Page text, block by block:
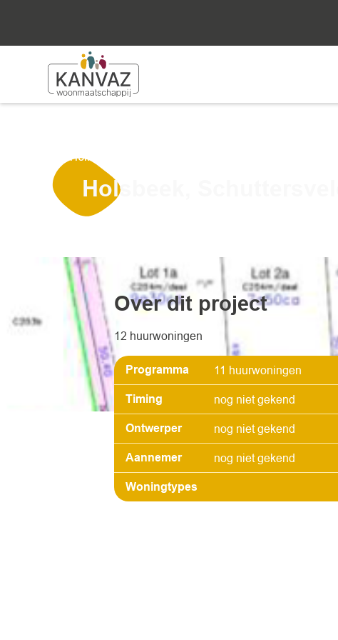
Home
Holsbeek, Schuttersveld
Over dit project
12 huurwoningen
Programma 11 huurwoningen
Timing nog niet gekend
Ontwerper nog niet gekend
Aannemer nog niet gekend
Woningtypes